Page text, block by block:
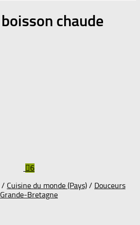
boisson chaude
6
/ Cuisine du monde (Pays) / Douceurs
Grande-Bretagne